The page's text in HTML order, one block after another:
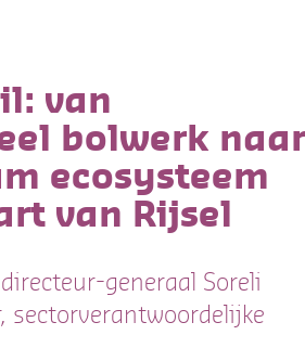
van
bolwerk naar
ecosysteem
van Rijsel
generaal Soreli
sectorverantwoordelijke